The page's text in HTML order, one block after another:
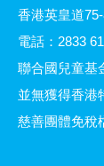
香港英皇道
電話：2833
聯合國兒童基
並無獲得香港
慈善團體免稅